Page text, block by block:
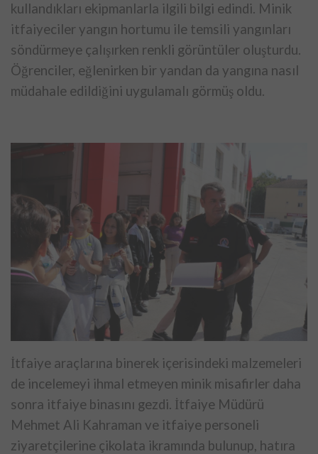
kullandıkları ekipmanlarla ilgili bilgi edindi. Minik
itfaiyeciler yangın hortumu ile temsili yangınları
söndürmeye çalışırken renkli görüntüler oluşturdu.
Öğrenciler, eğlenirken bir yandan da yangına nasıl
müdahale edildiğini uygulamalı görmüş oldu.
İtfaiye araçlarına binerek içerisindeki malzemeleri
de incelemeyi ihmal etmeyen minik misafirler daha
sonra itfaiye binasını gezdi. İtfaiye Müdürü
Mehmet Ali Kahraman ve itfaiye personeli
ziyaretçilerine çikolata ikramında bulunup, hatıra